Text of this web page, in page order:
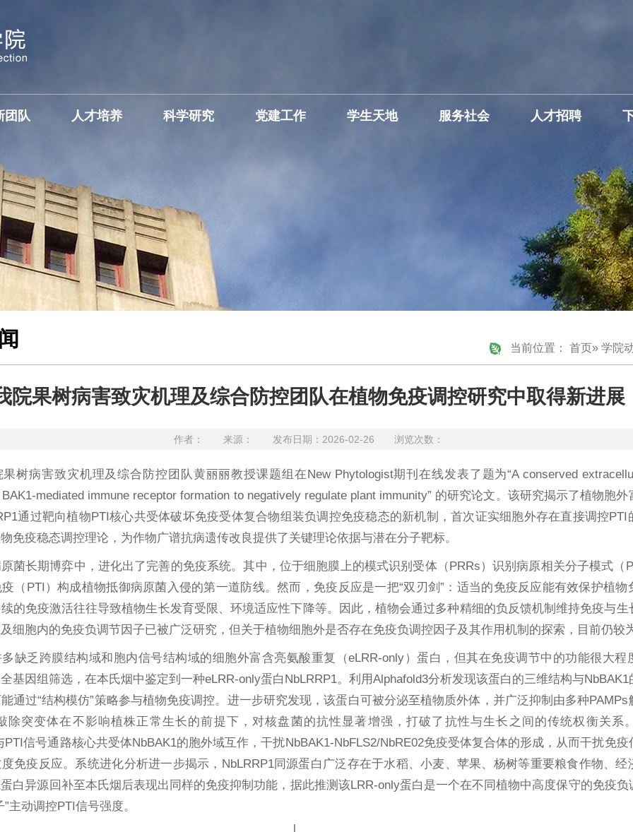
团队 人才培养 科学研究 党建工作 学生天地 服务社会 人才招聘
当前位置： 首页» 学院
院果树病害致灾机理及综合防控团队在植物免疫调控研究中取得新进展
作者： 来源： 发布日期：2026-02-26 浏览次数：
树病害致灾机理及综合防控团队黄丽丽教授课题组在New Phytologist期刊在线发表了题为“A conserved
mediated immune receptor formation to negatively regulate plant immunity” 的研究论文。该研究揭示了植物胞外
通过靶向植物PTI核心共受体破坏免疫受体复合物组装负调控免疫稳态的新机制，首次证实细胞外存在直接调控PTI
免疫稳态调控理论，为作物广谱抗病遗传改良提供了关键理论依据与潜在分子靶标。
菌长期博弈中，进化出了完善的免疫系统。其中，位于细胞膜上的模式识别受体（PRRs）识别病原相关分子模式（
（PTI）构成植物抵御病原菌入侵的第一道防线。然而，免疫反应是一把“双刃剑”：适当的免疫反应能有效保护植物
的免疫激活往往导致植物生长发育受限、环境适应性下降等。因此，植物会通过多种精细的负反馈机制维持免疫与生
细胞内的免疫负调节因子已被广泛研究，但关于植物细胞外是否存在免疫负调控因子及其作用机制的探索，目前仍较
缺乏跨膜结构域和胞内信号结构域的细胞外富含亮氨酸重复（eLRR-only）蛋白，但其在免疫调节中的功能很大程
基因组筛选，在本氏烟中鉴定到一种eLRR-only蛋白NbLRRP1。利用Alphafold3分析发现该蛋白的三维结构与
通过“结构模仿”策略参与植物免疫调控。进一步研究发现，该蛋白可被分泌至植物质外体，并广泛抑制由多种PAMPs
除突变体在不影响植株正常生长的前提下，对核盘菌的抗性显著增强，打破了抗性与生长之间的传统权衡关系
PTI信号通路核心共受体NbBAK1的胞外域互作，干扰NbBAK1-NbFLS2/NbRE02免疫受体复合体的形成，从而干扰免
免疫反应。系统进化分析进一步揭示，NbLRRP1同源蛋白广泛存在于水稻、小麦、苹果、杨树等重要粮食作物、经
白异源回补至本氏烟后表现出同样的免疫抑制功能，据此推测该LRR-only蛋白是一个在不同植物中高度保守的免疫负
主动调控PTI信号强度。